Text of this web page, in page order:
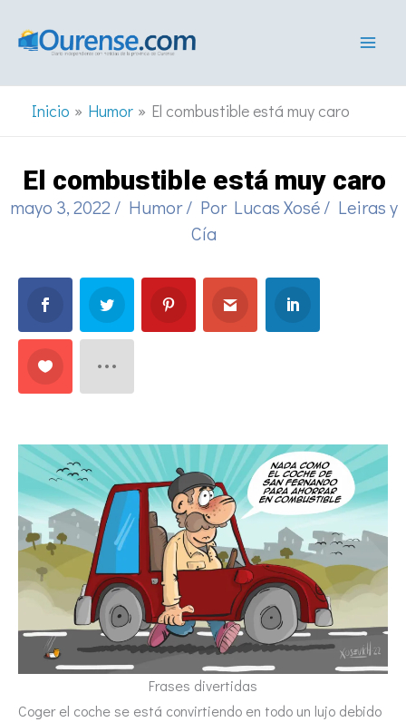
Inicio Humor El combustible está muy caro
El combustible está muy caro
mayo 3, 2022 / Humor/ Por Lucas Xosé/ Leiras y
Cía
Frases divertidas
Coger el coche se está convirtiendo en todo un lujo debido